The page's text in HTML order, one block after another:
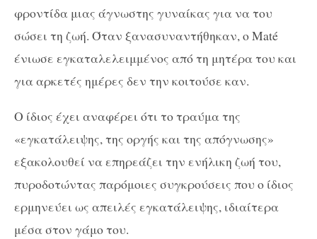
φροντίδα μιας άγνωστης γυναίκας για να του
σώσει τη ζωή. Όταν ξανασυναντήθηκαν, ο Maté
ένιωσε εγκαταλελειμμένος από τη μητέρα του και
για αρκετές ημέρες δεν την κοιτούσε καν.
Ο ίδιος έχει αναφέρει ότι το τραύμα της
«εγκατάλειψης, της οργής και της απόγνωσης»
εξακολουθεί να επηρεάζει την ενήλικη ζωή του,
πυροδοτώντας παρόμοιες συγκρούσεις που ο ίδιος
ερμηνεύει ως απειλές εγκατάλειψης, ιδιαίτερα
μέσα στον γάμο του.